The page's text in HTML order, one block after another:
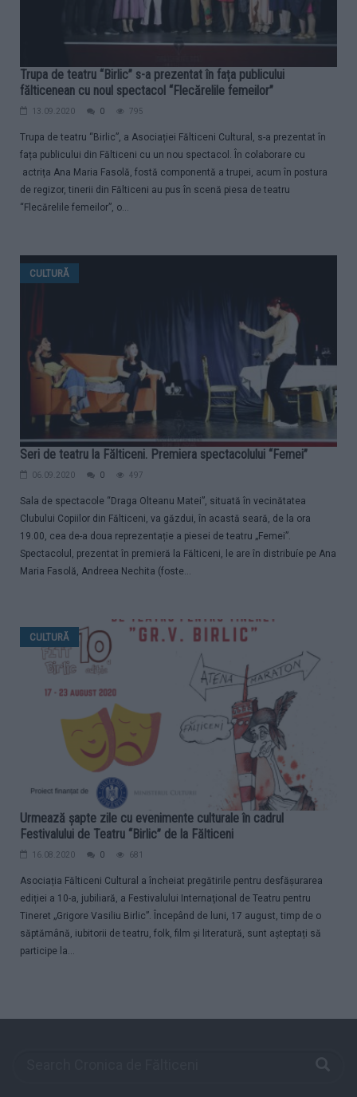
Trupa de teatru “Birlic” s-a prezentat în fața publicului
fălticenean cu noul spectacol “Flecărelile femeilor”
13.09.2020 0 795
Trupa de teatru “Birlic”, a Asociației Fălticeni Cultural, s-a prezentat în
fața publicului din Fălticeni cu un nou spectacol. În colaborare cu
actrița Ana Maria Fasolă, fostă componentă a trupei, acum în postura
de regizor, tinerii din Fălticeni au pus în scenă piesa de teatru
“Flecărelile femeilor”, o...
CULTURĂ
Seri de teatru la Fălticeni. Premiera spectacolului “Femei”
06.09.2020 0 497
Sala de spectacole “Draga Olteanu Matei”, situată în vecinătatea
Clubului Copiilor din Fălticeni, va găzdui, în acastă seară, de la ora
19.00, cea de-a doua reprezentație a piesei de teatru „Femei”.
Spectacolul, prezentat în premieră la Fălticeni, le are în distribuíe pe Ana
Maria Fasolă, Andreea Nechita (foste...
CULTURĂ
Urmează șapte zile cu evenimente culturale în cadrul
Festivalului de Teatru “Birlic” de la Fălticeni
16.08.2020 0 681
Asociația Fălticeni Cultural a încheiat pregătirile pentru desfășurarea
ediției a 10-a, jubiliară, a Festivalului Internaţional de Teatru pentru
Tineret „Grigore Vasiliu Birlic”. Începând de luni, 17 august, timp de o
săptămână, iubitorii de teatru, folk, film și literatură, sunt așteptați să
participe la...